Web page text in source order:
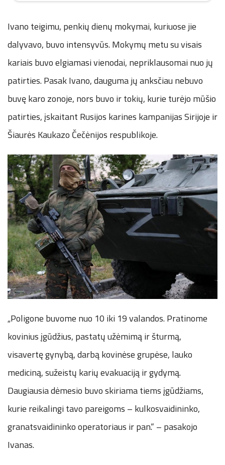
Ivano teigimu, penkių dienų mokymai, kuriuose jie
dalyvavo, buvo intensyvūs. Mokymų metu su visais
kariais buvo elgiamasi vienodai, nepriklausomai nuo jų
patirties. Pasak Ivano, dauguma jų anksčiau nebuvo
buvę karo zonoje, nors buvo ir tokių, kurie turėjo mūšio
patirties, įskaitant Rusijos karines kampanijas Sirijoje ir
Šiaurės Kaukazo Čečėnijos respublikoje.
„Poligone buvome nuo 10 iki 19 valandos. Pratinome
kovinius įgūdžius, pastatų užėmimą ir šturmą,
visavertę gynybą, darbą kovinėse grupėse, lauko
mediciną, sužeistų karių evakuaciją ir gydymą.
Daugiausia dėmesio buvo skiriama tiems įgūdžiams,
kurie reikalingi tavo pareigoms – kulkosvaidininko,
granatsvaidininko operatoriaus ir pan.“ – pasakojo
Ivanas.